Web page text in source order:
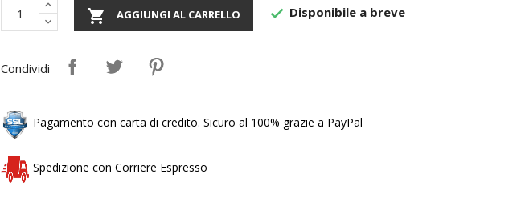
 AGGIUNGI AL CARRELLO  Disponibile a breve
Condividi
Pagamento con carta di credito. Sicuro al 100% grazie a PayPal
Spedizione con Corriere Espresso